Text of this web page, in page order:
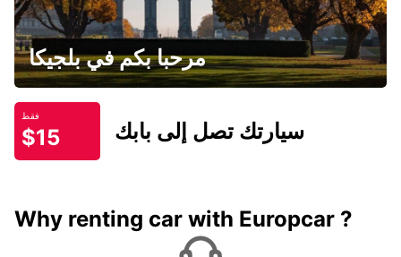
مرحبا بكم في بلجيكا
فقط
$15 سيارتك تصل إلى بابك
Why renting car with Europcar ?